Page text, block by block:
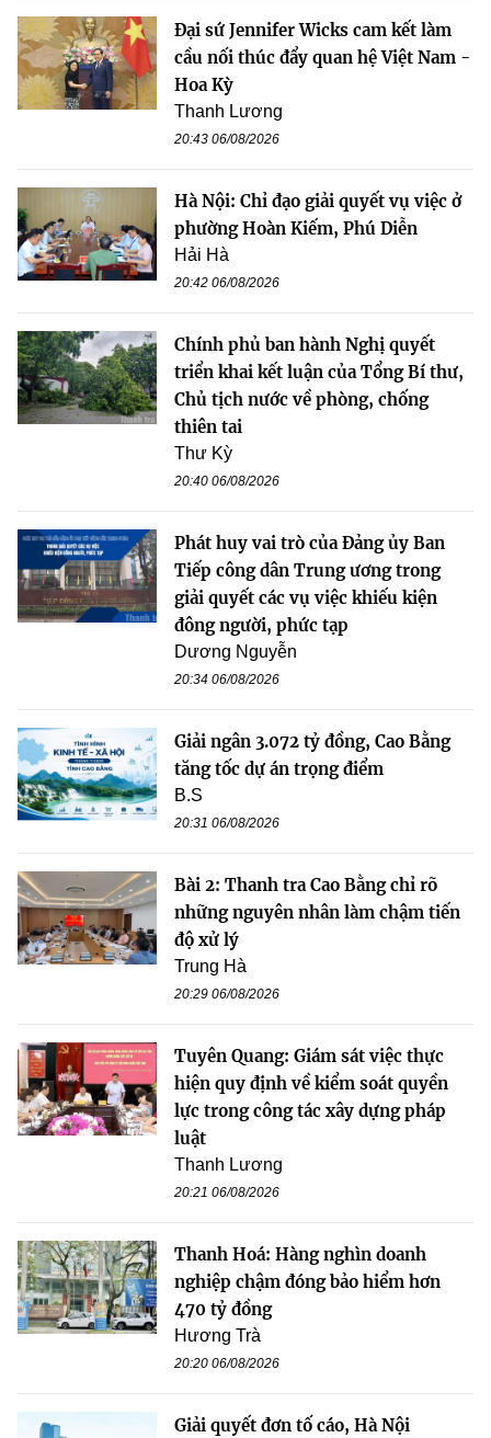
Đại sứ Jennifer Wicks cam kết làm
cầu nối thúc đẩy quan hệ Việt Nam -
Hoa Kỳ
Thanh Lương
20:43 06/08/2026
Hà Nội: Chỉ đạo giải quyết vụ việc ở
phường Hoàn Kiếm, Phú Diễn
Hải Hà
20:42 06/08/2026
Chính phủ ban hành Nghị quyết
triển khai kết luận của Tổng Bí thư,
Chủ tịch nước về phòng, chống
thiên tai
Thư Kỳ
20:40 06/08/2026
Phát huy vai trò của Đảng ủy Ban
Tiếp công dân Trung ương trong
giải quyết các vụ việc khiếu kiện
đông người, phức tạp
Dương Nguyễn
20:34 06/08/2026
Giải ngân 3.072 tỷ đồng, Cao Bằng
tăng tốc dự án trọng điểm
B.S
20:31 06/08/2026
Bài 2: Thanh tra Cao Bằng chỉ rõ
những nguyên nhân làm chậm tiến
độ xử lý
Trung Hà
20:29 06/08/2026
Tuyên Quang: Giám sát việc thực
hiện quy định về kiểm soát quyền
lực trong công tác xây dựng pháp
luật
Thanh Lương
20:21 06/08/2026
Thanh Hoá: Hàng nghìn doanh
nghiệp chậm đóng bảo hiểm hơn
470 tỷ đồng
Hương Trà
20:20 06/08/2026
Giải quyết đơn tố cáo, Hà Nội